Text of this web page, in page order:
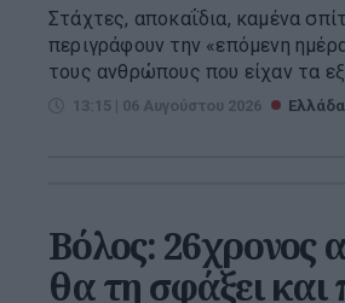
Στάχτες, αποκαΐδια, καμένα
περιγράφουν την «επόμενη
τους ανθρώπους που είχαν τα
13:15 | 06 Αυγούστου 2026 Ελλάδα
Βόλος: 26χρονος
θα τη σφάξει